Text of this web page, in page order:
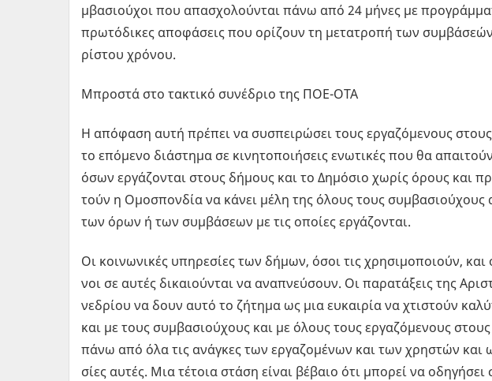
µβα­σιού­χοι που απα­σχο­λού­νται πάνω από 24 µήνες µε
πρω­τό­δι­κες απο­φά­σεις που ορί­ζουν τη µε­τα­τρο­πή των
ρί­στου χρό­νου.
Μπρο­στά στο τα­κτι­κό συ­νέ­δριο της ΠΟΕ-ΟΤΑ
Η από­φα­ση αυτή πρέ­πει να συ­σπει­ρώ­σει τους ερ­γα­ζό­µε­νους
το επό­µε­νο διά­στη­µα σε κι­νη­το­ποι­ή­σεις ενω­τι­κές που θα
όσων ερ­γά­ζο­νται στους δή­µους και το Δη­µό­σιο χωρίς όρους και
τούν η Οµο­σπον­δία να κάνει µέλη της όλους τους συ­µβα­σιού­χους
των όρων ή των συ­µβά­σε­ων µε τις οποί­ες ερ­γά­ζο­νται.
Οι κοι­νω­νι­κές υπη­ρε­σί­ες των δήµων, όσοι τις χρη­σι­µο­ποιούν,
νοι σε αυτές δι­καιού­νται να ανα­πνεύ­σουν. Οι πα­ρα­τά­ξεις της
νε­δρί­ου να δουν αυτό το ζή­τη­µα ως µια ευ­και­ρία να χτι­στούν
και µε τους συ­µβα­σιού­χους και µε όλους τους ερ­γα­ζό­µε­νους
πάνω από όλα τις ανά­γκες των ερ­γα­ζο­µέ­νων και των χρη­στών
σί­ες αυτές. Μια τέ­τοια στάση είναι βέ­βαιο ότι µπο­ρεί να